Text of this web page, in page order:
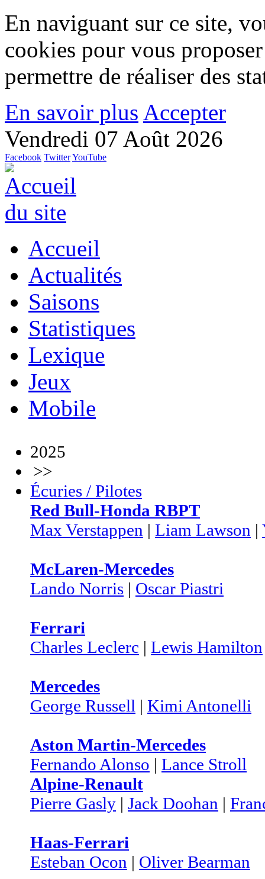
En naviguant sur ce site,
cookies pour vous
permettre de réaliser des
En savoir plus Accepter
Vendredi 07 Août 2026
Facebook TwitterYouTube
Accueil
Actualités
Saisons
Statistiques
Lexique
Jeux
Mobile
2025
>>
Écuries / Pilotes
Red Bull-Honda RBPT
Max Verstappen | Liam Lawson |
McLaren-Mercedes
Lando Norris | Oscar Piastri
Ferrari
Charles Leclerc | Lewis Hamilton
Mercedes
George Russell | Kimi Antonelli
Aston Martin-Mercedes
Fernando Alonso | Lance Stroll
Alpine-Renault
Pierre Gasly | Jack Doohan |
Haas-Ferrari
Esteban Ocon | Oliver Bearman